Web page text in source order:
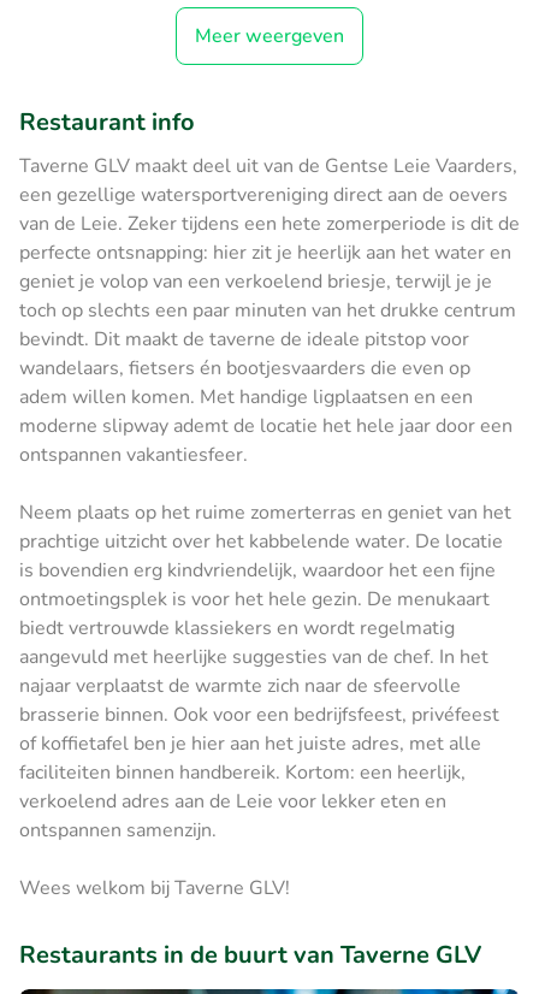
Meer weergeven
Restaurant info
Taverne GLV maakt deel uit van de Gentse Leie Vaarders,
een gezellige watersportvereniging direct aan de oevers
van de Leie. Zeker tijdens een hete zomerperiode is dit de
perfecte ontsnapping: hier zit je heerlijk aan het water en
geniet je volop van een verkoelend briesje, terwijl je je
toch op slechts een paar minuten van het drukke centrum
bevindt. Dit maakt de taverne de ideale pitstop voor
wandelaars, fietsers én bootjesvaarders die even op
adem willen komen. Met handige ligplaatsen en een
moderne slipway ademt de locatie het hele jaar door een
ontspannen vakantiesfeer.
Neem plaats op het ruime zomerterras en geniet van het
prachtige uitzicht over het kabbelende water. De locatie
is bovendien erg kindvriendelijk, waardoor het een fijne
ontmoetingsplek is voor het hele gezin. De menukaart
biedt vertrouwde klassiekers en wordt regelmatig
aangevuld met heerlijke suggesties van de chef. In het
najaar verplaatst de warmte zich naar de sfeervolle
brasserie binnen. Ook voor een bedrijfsfeest, privéfeest
of koffietafel ben je hier aan het juiste adres, met alle
faciliteiten binnen handbereik. Kortom: een heerlijk,
verkoelend adres aan de Leie voor lekker eten en
ontspannen samenzijn.
Wees welkom bij Taverne GLV!
Restaurants in de buurt van Taverne GLV